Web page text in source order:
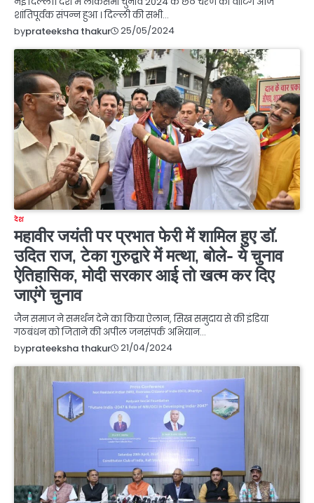
शांतिपूर्वक संपन्न हुआ । दिल्ली की सभी…
byprateeksha thakur 25/05/2024
देश
महावीर जयंती पर प्रभात फेरी में शामिल हुए डॉ.
उदित राज, टेका गुरुद्वारे में मत्था, बोले- ये चुनाव
ऐतिहासिक, मोदी सरकार आई तो खत्म कर दिए
जाएंगे चुनाव
जैन समाज ने समर्थन देने का किया ऐलान, सिख समुदाय से की इंडिया
गठबंधन को जिताने की अपील जनसंपर्क अभियान…
byprateeksha thakur 21/04/2024